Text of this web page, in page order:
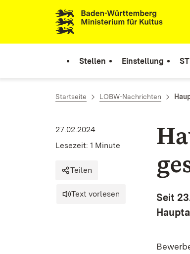
Zum Inhalt springen
Link zur Startseite
Stellen Einstellung
Startseite LOBW-Nachrichten
Seit
27.02.2024
Lesezeit: 1 Minute
Teilen
Text vorlesen